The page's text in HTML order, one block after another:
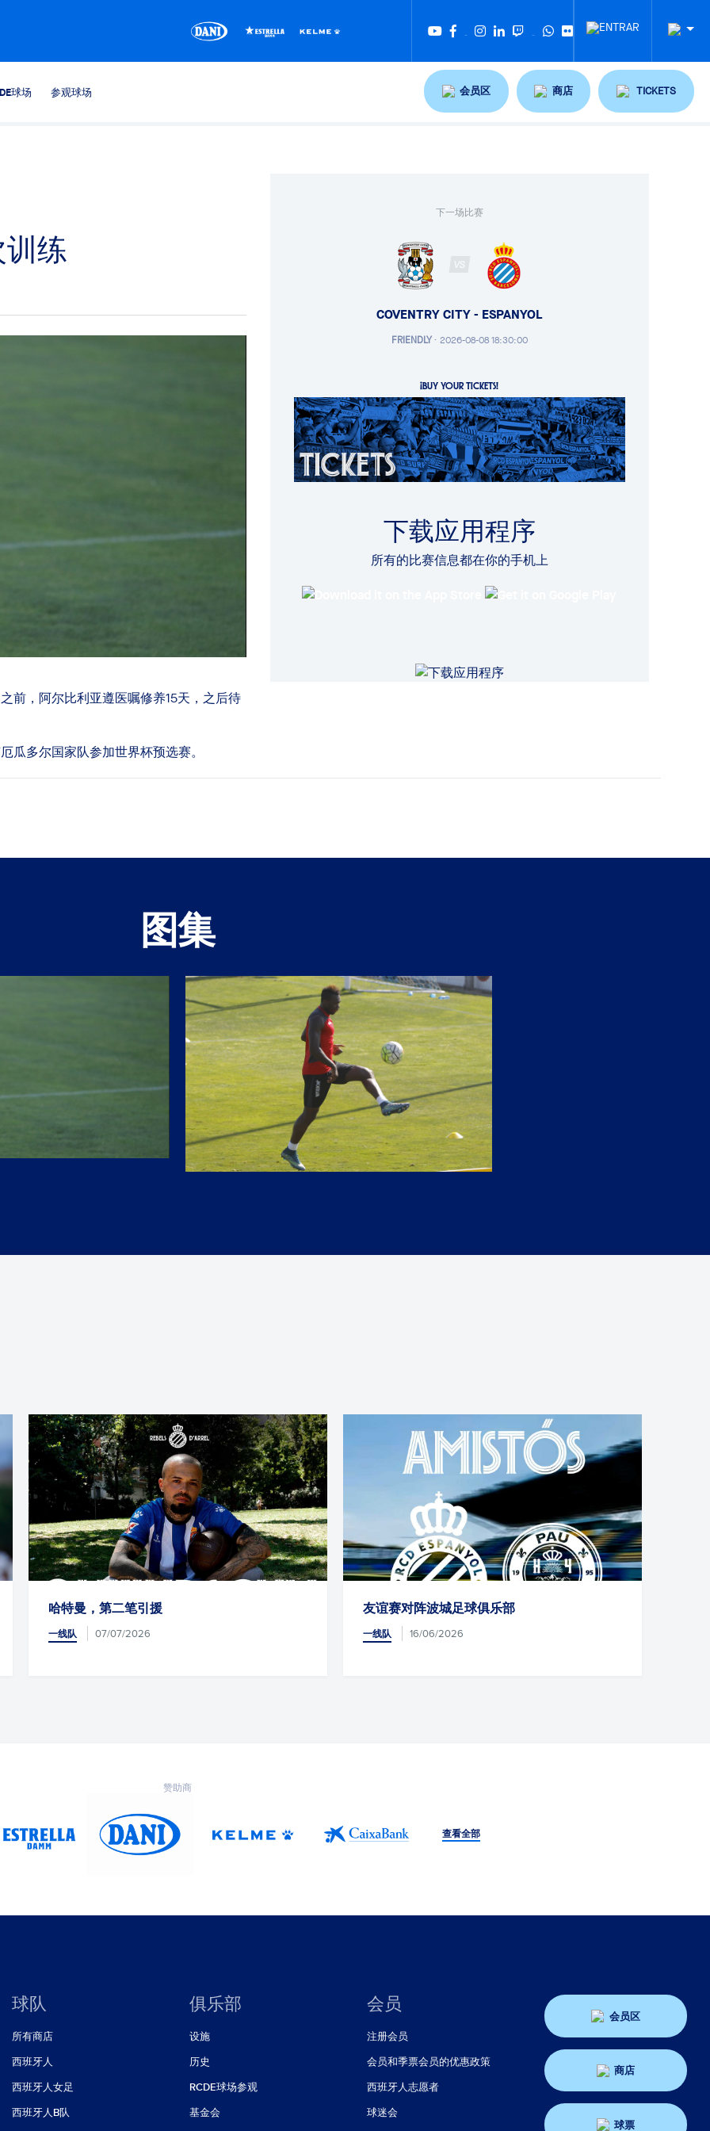
球场 参观球场 会员区 商店 TICKETS
训练
，阿尔比利亚遵医嘱修养15天，之后待
多尔国家队参加世界杯预选赛。
下一场比赛
VS
COVENTRY CITY - ESPANYOL
FRIENDLY· 2026-08-08 18:30:00
¡BUY YOUR TICKETS!
下载应用程序
所有的比赛信息都在你的手机上
图集
哈特曼，第二笔引援
07/07/2026
友谊赛对阵波城足球俱乐部
16/06/2026
赞助商
查看全部
球队
所有商店
西班牙人
西班牙人女足
西班牙人B队
俱乐部
设施
历史
RCDE球场参观
基金会
会员
注册会员
会员和季票会员的优惠政策
西班牙人志愿者
球迷会
会员区
商店
球票